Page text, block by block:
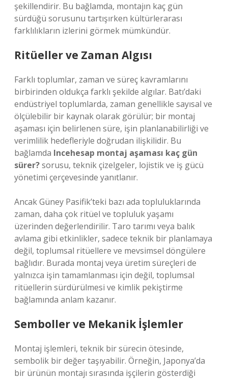
şekillendirir. Bu bağlamda, montajın kaç gün
sürdüğü sorusunu tartışırken kültürlerarası
farklılıkların izlerini görmek mümkündür.
Ritüeller ve Zaman Algısı
Farklı toplumlar, zaman ve süreç kavramlarını
birbirinden oldukça farklı şekilde algılar. Batı’daki
endüstriyel toplumlarda, zaman genellikle sayısal ve
ölçülebilir bir kaynak olarak görülür; bir montaj
aşaması için belirlenen süre, işin planlanabilirliği ve
verimlilik hedefleriyle doğrudan ilişkilidir. Bu
bağlamda Incehesap montaj aşaması kaç gün
sürer?sorusu, teknik çizelgeler, lojistik ve iş gücü
yönetimi çerçevesinde yanıtlanır.
Ancak Güney Pasifik’teki bazı ada topluluklarında
zaman, daha çok ritüel ve topluluk yaşamı
üzerinden değerlendirilir. Taro tarımı veya balık
avlama gibi etkinlikler, sadece teknik bir planlamaya
değil, toplumsal ritüellere ve mevsimsel döngülere
bağlıdır. Burada montaj veya üretim süreçleri de
yalnızca işin tamamlanması için değil, toplumsal
ritüellerin sürdürülmesi ve kimlik pekiştirme
bağlamında anlam kazanır.
Semboller ve Mekanik İşlemler
Montaj işlemleri, teknik bir sürecin ötesinde,
sembolik bir değer taşıyabilir. Örneğin, Japonya’da
bir ürünün montajı sırasında işçilerin gösterdiği